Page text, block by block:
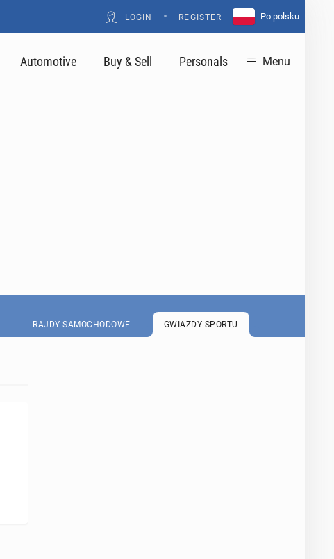
LOGIN • REGISTER Po polsku
Automotive Buy & Sell Personals Menu
RAJDY SAMOCHODOWE GWIAZDY SPORTU